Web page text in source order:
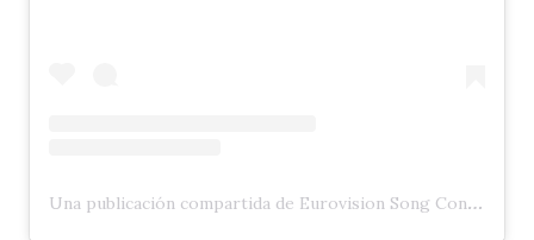
Una publicación compartida de Eurovision Song Contest (@eurovision)